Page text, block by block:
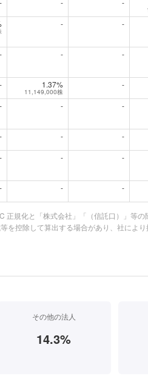
- - -
- -
- - -
- 1.37%
11,149,000株
-
- - -
- - -
- - -
- - -
規化と「株式会社」「（信託口）」等
控除して算出する場合があり、社により
その他の法人
14.3%